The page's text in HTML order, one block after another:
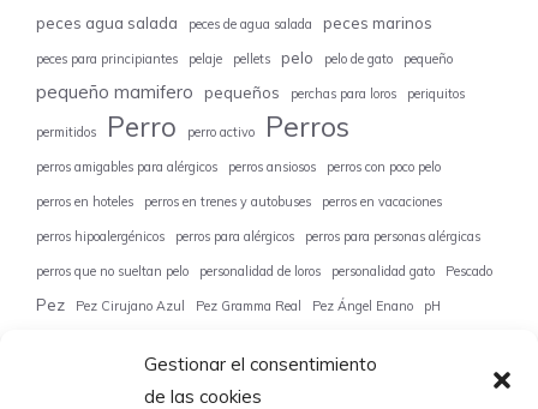
Gestionar el consentimiento
de las cookies
peces agua salada peces de agua salada peces marinos
peces para principiantes pelaje pellets pelo pelo de gato pequeño
pequeño mamifero pequeños perchas para loros periquitos
permitidos Perro perro activo Perros
perros amigables para alérgicos perros ansiosos perros con poco pelo
perros en hoteles perros en trenes y autobuses perros en vacaciones
perros hipoalergénicos perros para alérgicos perros para personas alérgicas
perros que no sueltan pelo personalidad de loros personalidad gato Pescado
Pez Pez Cirujano Azul Pez Gramma Real Pez Ángel Enano pH
Pigmentos en camaleones piojos pipetas